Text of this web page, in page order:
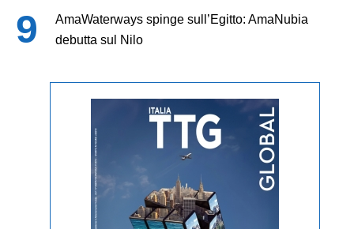
AmaWaterways spinge sull’Egitto: AmaNubia
debutta sul Nilo